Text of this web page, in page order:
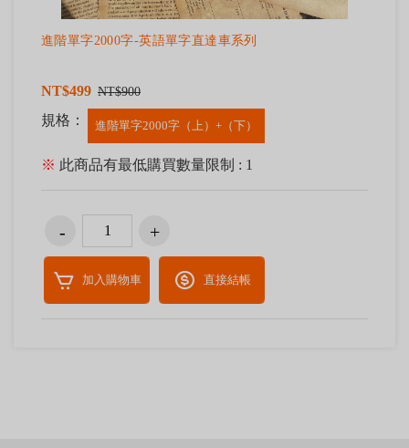
進階單字2000字-英語單字直達車系列
NT$499 NT$900
規格： 進階單字2000字（上）+（下）
※ 此商品有最低購買數量限制 : 1
加入購物車 直接結帳